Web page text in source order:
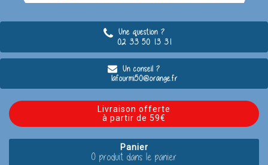
Une question ?
02 33 50 13 31
Un conseil ?
lafourmi50@orange.fr
Livraison offerte
à partir de 59€
Panier
0 produit dans le panier